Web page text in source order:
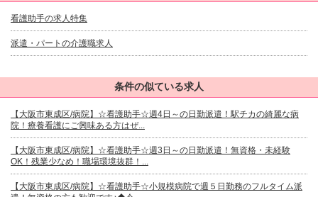
看護助手の求人特集
派遣・パートの介護職求人
条件の似ている求人
【大阪市東成区/病院】☆看護助手☆週4日～の日勤派遣！駅チカの綺麗な病
院！療養看護にご興味ある方はぜ...
【大阪市東成区/病院】☆看護助手☆週3日～の日勤派遣！無資格・未経験
OK！残業少なめ！職場環境抜群！...
【大阪市東成区/病院】☆看護助手☆小規模病院で週５日勤務のフルタイム派